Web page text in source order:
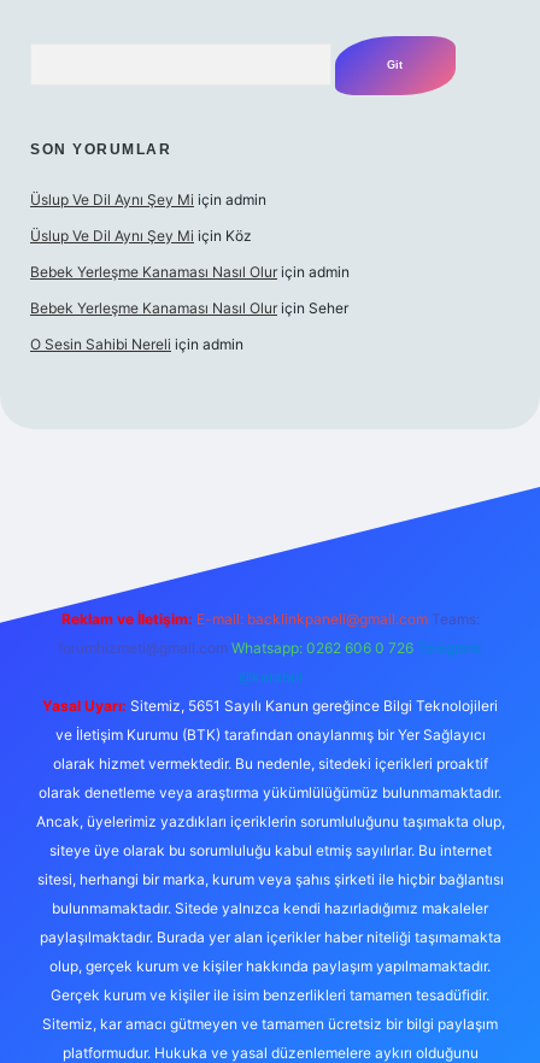
SON YORUMLAR
Üslup Ve Dil Aynı Şey Mi için admin
Üslup Ve Dil Aynı Şey Mi için Köz
Bebek Yerleşme Kanaması Nasıl Olur için admin
Bebek Yerleşme Kanaması Nasıl Olur için Seher
O Sesin Sahibi Nereli için admin
Reklam ve İletişim: E-mail: backlinkpaneli@gmail.com Teams:
forumhizmeti@gmail.com Whatsapp: 0262 606 0 726 Telegram:
@karabul
Yasal Uyarı: Sitemiz, 5651 Sayılı Kanun gereğince Bilgi Teknolojileri
ve İletişim Kurumu (BTK) tarafından onaylanmış bir Yer Sağlayıcı
olarak hizmet vermektedir. Bu nedenle, sitedeki içerikleri proaktif
olarak denetleme veya araştırma yükümlülüğümüz bulunmamaktadır.
Ancak, üyelerimiz yazdıkları içeriklerin sorumluluğunu taşımakta olup,
siteye üye olarak bu sorumluluğu kabul etmiş sayılırlar. Bu internet
sitesi, herhangi bir marka, kurum veya şahıs şirketi ile hiçbir bağlantısı
bulunmamaktadır. Sitede yalnızca kendi hazırladığımız makaleler
paylaşılmaktadır. Burada yer alan içerikler haber niteliği taşımamakta
olup, gerçek kurum ve kişiler hakkında paylaşım yapılmamaktadır.
Gerçek kurum ve kişiler ile isim benzerlikleri tamamen tesadüfidir.
Sitemiz, kar amacı gütmeyen ve tamamen ücretsiz bir bilgi paylaşım
platformudur. Hukuka ve yasal düzenlemelere aykırı olduğunu